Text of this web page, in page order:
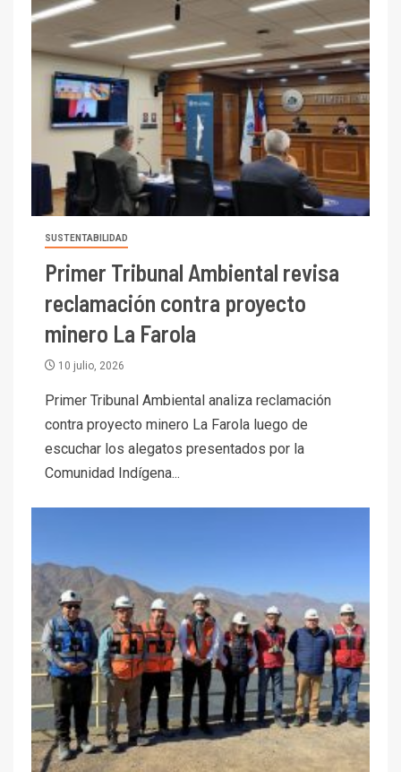
SUSTENTABILIDAD
Primer Tribunal Ambiental revisa
reclamación contra proyecto
minero La Farola
10 julio, 2026
Primer Tribunal Ambiental analiza reclamación
contra proyecto minero La Farola luego de
escuchar los alegatos presentados por la
Comunidad Indígena...